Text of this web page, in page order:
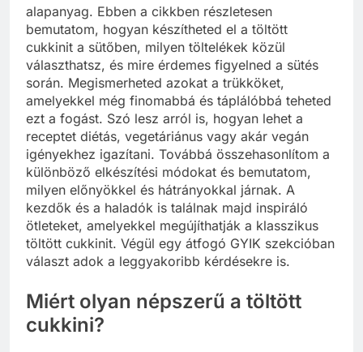
alapanyag. Ebben a cikkben részletesen
bemutatom, hogyan készítheted el a töltött
cukkinit a sütőben, milyen töltelékek közül
választhatsz, és mire érdemes figyelned a sütés
során. Megismerheted azokat a trükköket,
amelyekkel még finomabbá és táplálóbbá teheted
ezt a fogást. Szó lesz arról is, hogyan lehet a
receptet diétás, vegetáriánus vagy akár vegán
igényekhez igazítani. Továbbá összehasonlítom a
különböző elkészítési módokat és bemutatom,
milyen előnyökkel és hátrányokkal járnak. A
kezdők és a haladók is találnak majd inspiráló
ötleteket, amelyekkel megújíthatják a klasszikus
töltött cukkinit. Végül egy átfogó GYIK szekcióban
választ adok a leggyakoribb kérdésekre is.
Miért olyan népszerű a töltött
cukkini?